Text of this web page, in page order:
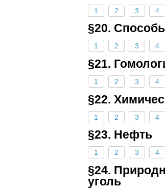
1 2 3 4
§20.
1 2 3 4
§21.
1 2 3 4
§22.
1 2 3 4
§23. Нефть
1 2 3 4
§24.
уголь